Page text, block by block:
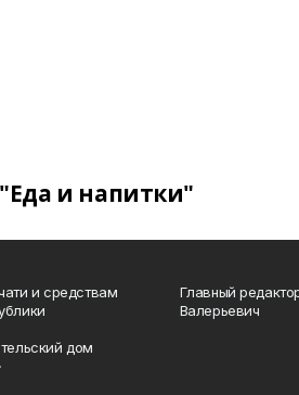
и напитки"
и средствам
дом
Главный
Валерьевич